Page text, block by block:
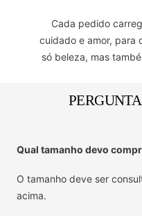
Cada pedido
cuidado e amor, para
só beleza, mas
Qual tamanho devo
O tamanho deve ser
acima.